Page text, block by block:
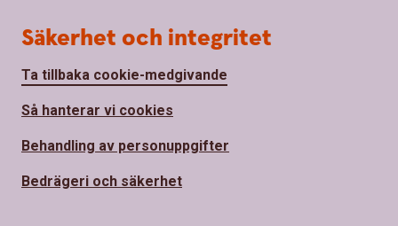
Säkerhet och integritet
Ta tillbaka cookie-medgivande
Så hanterar vi cookies
Behandling av personuppgifter
Bedrägeri och säkerhet